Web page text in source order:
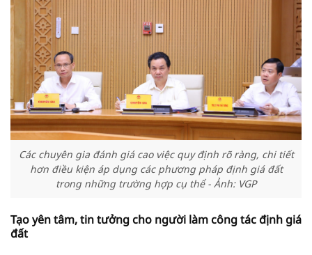
Các chuyên gia đánh giá cao việc quy định rõ ràng, chi tiết
hơn điều kiện áp dụng các phương pháp định giá đất
trong những trường hợp cụ thể - Ảnh: VGP
Tạo yên tâm, tin tưởng cho người làm công tác định giá
đất